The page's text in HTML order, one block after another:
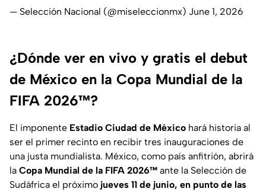
— Selección Nacional (@miseleccionmx) June 1, 2026
¿Dónde ver en vivo y gratis el debut
de México en la Copa Mundial de la
FIFA 2026™?
El imponente Estadio Ciudad de México hará historia al
ser el primer recinto en recibir tres inauguraciones de
una justa mundialista. México, como país anfitrión, abrirá
la Copa Mundial de la FIFA 2026™ ante la Selección de
Sudáfrica el próximo jueves 11 de junio, en punto de las